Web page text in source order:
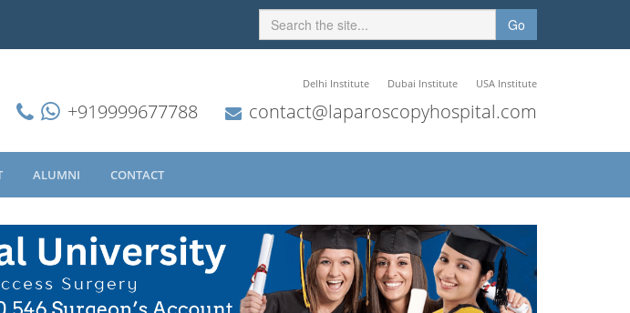
Go
Delhi Institute Dubai Institute USA Institute
+919999677788 contact@laparoscopyhospital.com
ALUMNI CONTACT